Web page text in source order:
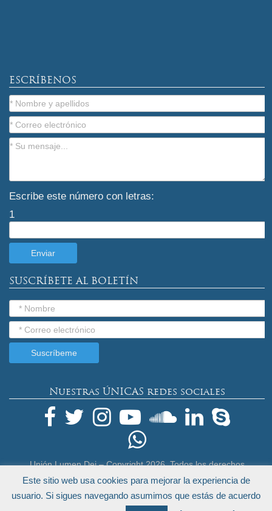
ESCRÍBENOS
Escribe este número con letras:
1
SUSCRÍBETE AL BOLETÍN
Nuestras ÚNICAS redes sociales
Unión Lumen Dei – Copyright2026. Todos los derechos
reservados.
Términos Legales y Política de Privacidad
Endeos.com
Este sitio web usa cookies para mejorar la experiencia de
usuario. Si sigues navegando asumimos que estás de acuerdo